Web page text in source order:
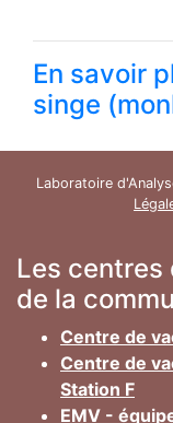
En savoir
singe
Laboratoire
Les centres
de la
Centre de
Centre de
Station F
EMV -